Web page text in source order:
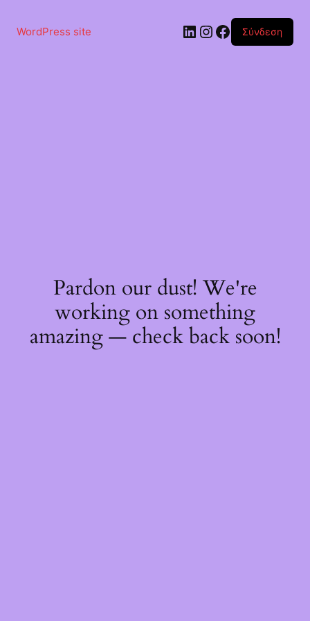
περιεχόμενο
WordPress site Linkedin
Instagram
Facebook
Σύνδεση
Pardon our dust! We're
working on something
amazing — check back soon!